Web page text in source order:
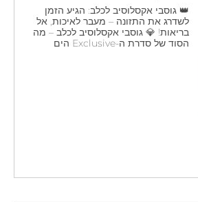
👑 גוסבי אקסלוסיב לכלב: הגיע הזמן
לשדרג את התזונה – מעבר לאיכות, אל
בריאות! 💎 גוסבי אקסלוסיב לכלב – מה
הסוד של סדרת ה-Exclusive הים